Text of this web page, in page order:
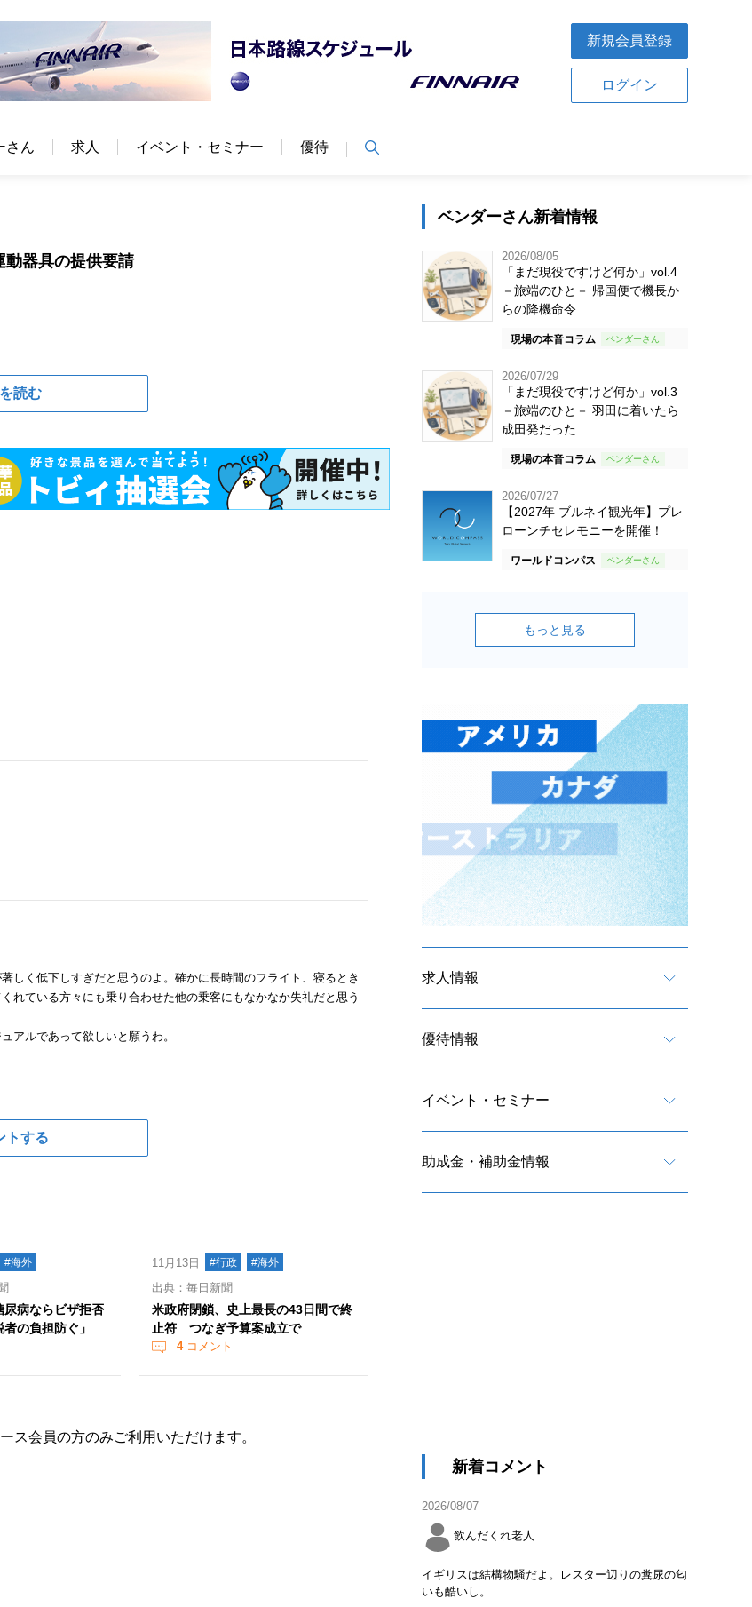
新規会員登録
ログイン
さん 求人 イベント・セミナー 優待
動器具の提供要請
読む
しく低下しすぎだと思うのよ。確かに長時間のフライト、寝るとき
れている方々にも乗り合わせた他の乗客にもなかなか失礼だと思う
アルであって欲しいと願うわ。
トする
#海外
病ならビザ拒否
の負担防ぐ」
11月13日 #行政 #海外
出典：毎日新聞
米政府閉鎖、史上最長の43日間で終
止符 つなぎ予算案成立で
4コメント
ス会員の方のみご利用いただけます。
ベンダーさん新着情報
2026/08/05
「まだ現役ですけど何か」vol.4
－旅端のひと－ 帰国便で機長か
らの降機命令
現場の本音コラム
2026/07/29
「まだ現役ですけど何か」vol.3
－旅端のひと－ 羽田に着いたら
成田発だった
現場の本音コラム
2026/07/27
【2027年 ブルネイ観光年】プレ
ローンチセレモニーを開催！
ワールドコンパス
もっと見る
求人情報
優待情報
イベント・セミナー
助成金・補助金情報
新着コメント
2026/08/07
飲んだくれ老人
イギリスは結構物騒だよ。レスター辺りの糞尿の匂
いも酷いし。